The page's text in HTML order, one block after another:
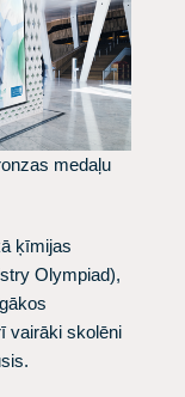
medaļu
ķīmijas
Olympiad),
vairāki skolēni